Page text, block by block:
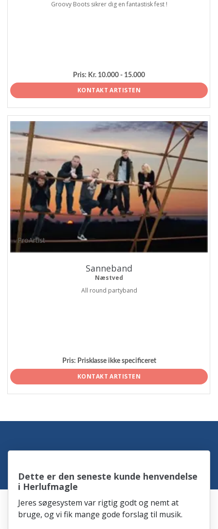
Groovy Boots sikrer dig en fantastisk fest !
Pris: Kr. 10.000 - 15.000
KONTAKT ARTISTEN
ProArtist
Sanneband
Næstved
All round partyband
Pris: Prisklasse ikke specificeret
KONTAKT ARTISTEN
Dette er den seneste kunde henvendelse
i Herlufmagle
Jeres søgesystem var rigtig godt og nemt at
bruge, og vi fik mange gode forslag til musik.